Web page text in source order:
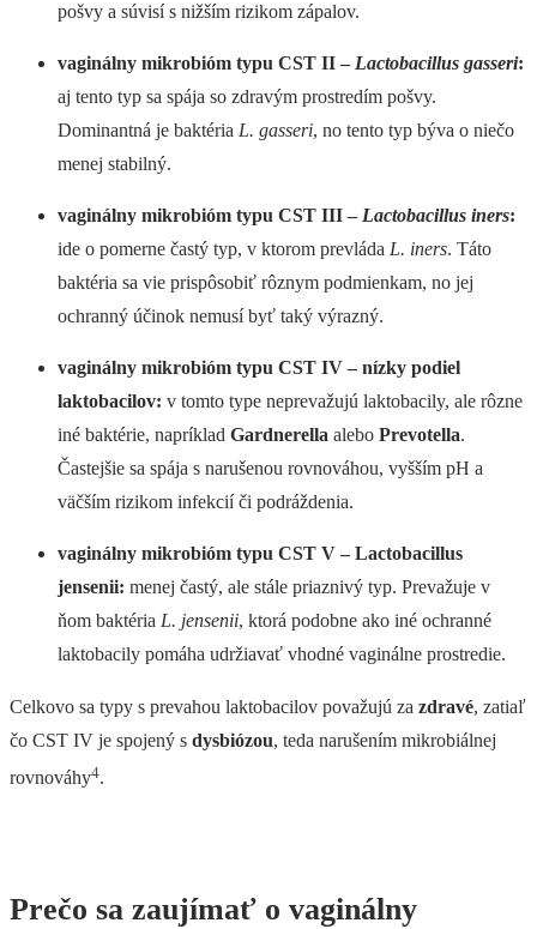
pošvy a súvisí s nižším rizikom zápalov.
vaginálny mikrobióm typu CST II – Lactobacillus gasseri:
aj tento typ sa spája so zdravým prostredím pošvy.
Dominantná je baktéria L. gasseri, no tento typ býva o niečo
menej stabilný.
vaginálny mikrobióm typu CST III – Lactobacillus iners:
ide o pomerne častý typ, v ktorom prevláda L. iners. Táto
baktéria sa vie prispôsobiť rôznym podmienkam, no jej
ochranný účinok nemusí byť taký výrazný.
vaginálny mikrobióm typu CST IV – nízky podiel
laktobacilov: v tomto type neprevažujú laktobacily, ale rôzne
iné baktérie, napríklad Gardnerella alebo Prevotella.
Častejšie sa spája s narušenou rovnováhou, vyšším pH a
väčším rizikom infekcií či podráždenia.
vaginálny mikrobióm typu CST V – Lactobacillus
jensenii: menej častý, ale stále priaznivý typ. Prevažuje v
ňom baktéria L. jensenii, ktorá podobne ako iné ochranné
laktobacily pomáha udržiavať vhodné vaginálne prostredie.
Celkovo sa typy s prevahou laktobacilov považujú za zdravé, zatiaľ
čo CST IV je spojený s dysbiózou, teda narušením mikrobiálnej
rovnováhy4.
Prečo sa zaujímať o vaginálny